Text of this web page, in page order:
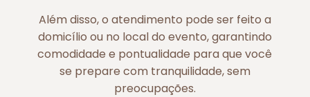
Além disso, o atendimento pode ser feito a
domicílio ou no local do evento, garantindo
comodidade e pontualidade para que você
se prepare com tranquilidade, sem
preocupações.